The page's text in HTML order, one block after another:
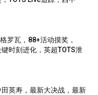
罗瓦，88+活动摸奖，
时刻进化，英超TOTS泄
田英寿，最新大决战，最新